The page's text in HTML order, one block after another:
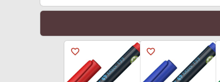
favorite_border
favorite_border